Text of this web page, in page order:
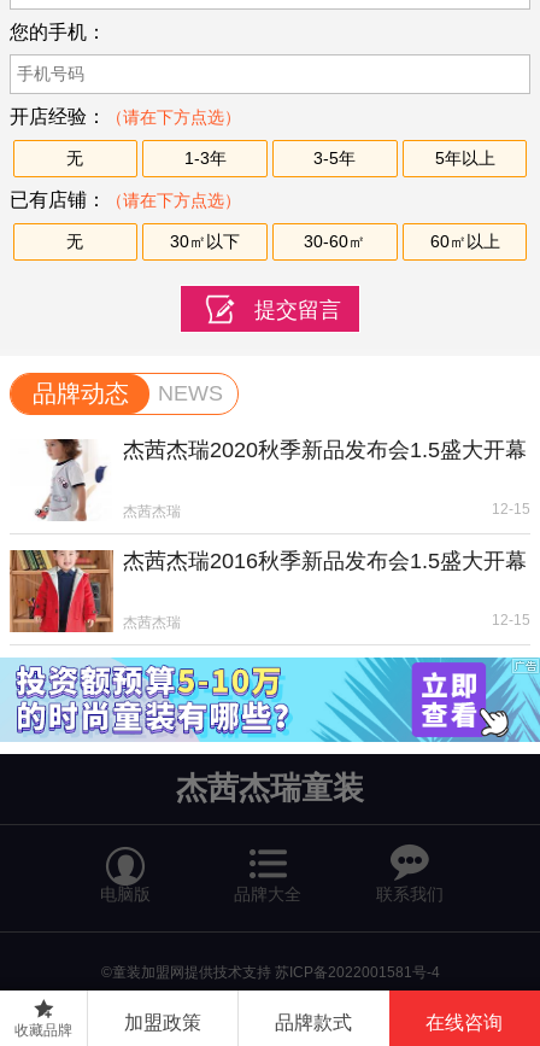
您的手机：
开店经验： （请在下方点选）
无 1-3年 3-5年 5年以上
已有店铺： （请在下方点选）
无 30㎡以下 30-60㎡ 60㎡以上
品牌动态 NEWS
杰茜杰瑞2020秋季新品发布会1.5盛大开幕
杰茜杰瑞 12-15
杰茜杰瑞2016秋季新品发布会1.5盛大开幕
杰茜杰瑞 12-15
收藏品牌 加盟政策 品牌款式 在线咨询
杰茜杰瑞童装

电脑版 品牌大全

联系我们
©童装加盟网提供技术支持 苏ICP备2022001581号-4